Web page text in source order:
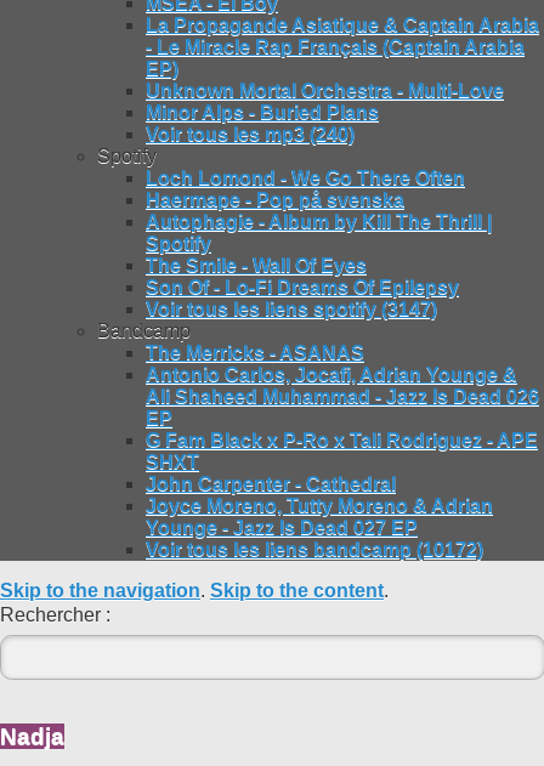
La Propagande Asiatique & Captain Arabia
- Le Miracle Rap Français (Captain Arabia
EP)
Unknown Mortal Orchestra - Multi-Love
Minor Alps - Buried Plans
Voir tous les mp3 (240)
Spotify
Loch Lomond - We Go There Often
Haermape - Pop på svenska
Autophagie - Album by Kill The Thrill |
Spotify
The Smile - Wall Of Eyes
Son Of - Lo-Fi Dreams Of Epilepsy
Voir tous les liens spotify (3147)
Bandcamp
The Merricks - ASANAS
Antonio Carlos, Jocafi, Adrian Younge &
Ali Shaheed Muhammad - Jazz Is Dead 026
EP
G Fam Black x P-Ro x Tali Rodriguez - APE
SHXT
John Carpenter - Cathedral
Joyce Moreno, Tutty Moreno & Adrian
Younge - Jazz Is Dead 027 EP
Voir tous les liens bandcamp (10172)
Skip to the navigation. Skip to the content.
Rechercher :
Nadja